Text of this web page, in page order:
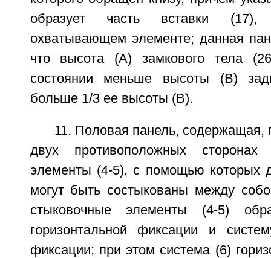
образует часть вставки
охватывающем элементе; данная
что высота (A) замкового тела
состоянии меньше высоты (B)
больше 1/3 ее высоты (B).
11. Половая панель,
двух противоположных
элементы (4-5), с помощью которых
могут быть состыкованы между
стыковочные элементы (4-5)
горизонтальной фиксации и
фиксации; при этом система (6)